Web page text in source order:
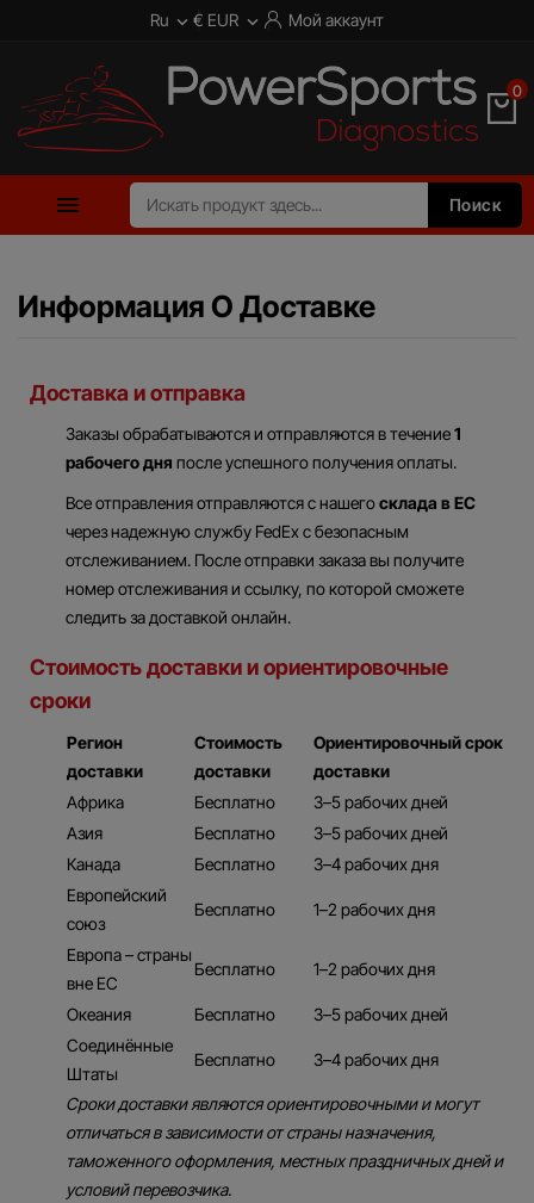
Ru  € EUR  Мой аккаунт
0
 Поиск
Информация О Доставке
Доставка и отправка
Заказы обрабатываются и отправляются в течение1
рабочего дня после успешного получения оплаты.
Все отправления отправляются с нашегосклада в ЕС
через надежную службу FedEx с безопасным
отслеживанием. После отправки заказа вы получите
номер отслеживания и ссылку, по которой сможете
следить за доставкой онлайн.
Стоимость доставки и ориентировочные
сроки
Регион
доставки
Стоимость
доставки
Ориентировочный срок
доставки
Африка
Бесплатно
3–5 рабочих дней
Азия
Бесплатно
3–5 рабочих дней
Канада
Бесплатно
3–4 рабочих дня
Европейский
союз
Бесплатно 1–2 рабочих дня
Европа – страны
вне ЕС
Бесплатно 1–2 рабочих дня
Океания Бесплатно
3–5 рабочих дней
Соединённые
Штаты
Бесплатно 3–4 рабочих дня
Сроки доставки являются ориентировочными и могут
отличаться в зависимости от страны назначения,
таможенного оформления, местных праздничных дней и
условий перевозчика.